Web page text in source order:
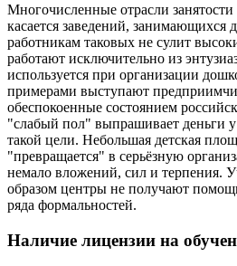
Многочисленные отрасли
касается заведений, занимающихся
работникам таковых не сулит
работают исключительно из
используется при организации
примерами выступают
обеспокоенные состоянием
"слабый пол" выпрашивает деньги
такой цели. Небольшая детская
"превращается" в серьёзную
немало вложений, сил и терпения.
образом центры не получают помощь
ряда формальностей.
Наличие лицензии на